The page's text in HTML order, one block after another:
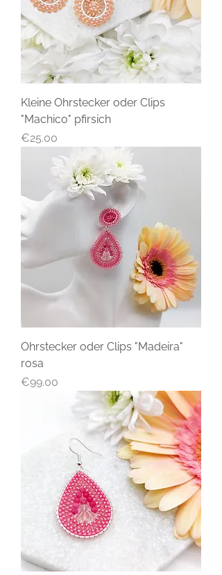
Kleine Ohrstecker oder Clips
"Machico" pfirsich
Price
€25.00
Ohrstecker oder Clips "Madeira"
rosa
Price
€99.00